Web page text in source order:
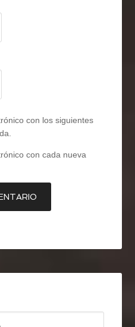
con los siguientes
con cada nueva